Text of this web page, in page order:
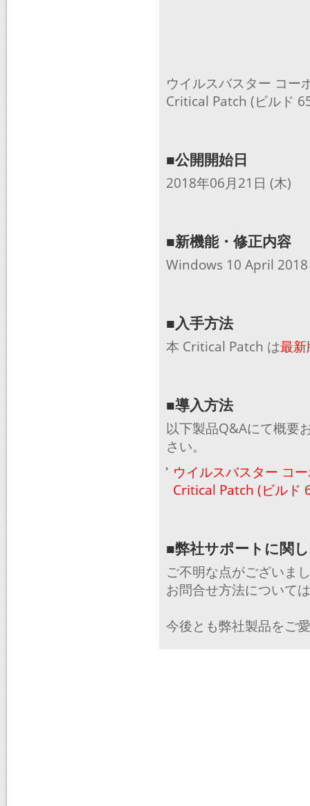
ウイルスバスター コー
Critical Patch (ビルド
■公開開始日
2018年06月21日 (木)
■新機能・修正内容
Windows 10 April
■入手方法
本 Critical Patch は最
■導入方法
以下製品Q&Aにて概要
さい。
ウイルスバスター コ
Critical Patch (ビルド
■弊社サポートに関
ご不明な点がございま
お問合せ方法について
今後とも弊社製品をご